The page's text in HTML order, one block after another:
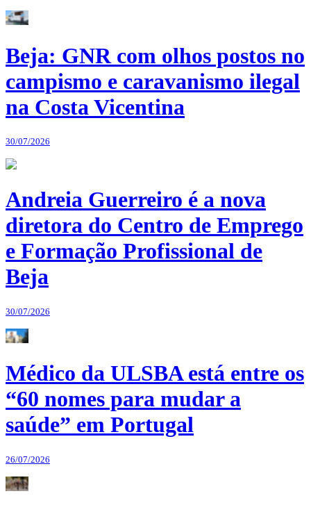
Beja: GNR com olhos postos no
campismo e caravanismo ilegal
na Costa Vicentina
30/07/2026
Andreia Guerreiro é a nova
diretora do Centro de Emprego
e Formação Profissional de
Beja
30/07/2026
Médico da ULSBA está entre os
“60 nomes para mudar a
saúde” em Portugal
26/07/2026